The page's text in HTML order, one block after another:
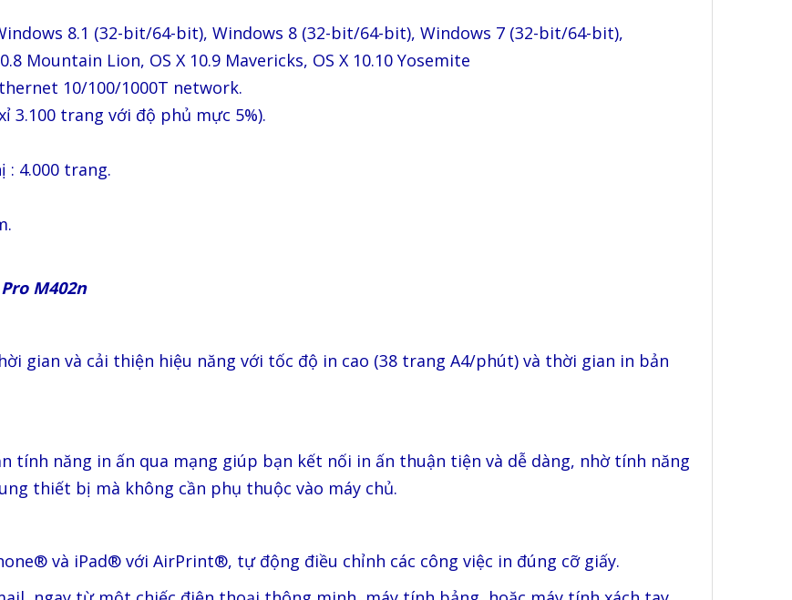
8.1 (32-bit/64-bit), Windows 8 (32-bit/64-bit), Windows 7 (32-bit/64-bit),
Mountain Lion, OS X 10.9 Mavericks, OS X 10.10 Yosemite
10/100/1000T network.
3.100 trang với độ phủ mực 5%).
: 4.000 trang.
M402n
gian và cải thiện hiệu năng với tốc độ in cao (38 trang A4/phút) và thời gian in bản
tính năng in ấn qua mạng giúp bạn kết nối in ấn thuận tiện và dễ dàng, nhờ tính năng
thiết bị mà không cần phụ thuộc vào máy chủ.
và iPad® với AirPrint®, tự động điều chỉnh các công việc in đúng cỡ giấy.